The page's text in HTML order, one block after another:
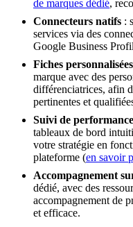
de marques dédié,
Connecteurs natifs :
services via des
Google Business
Fiches personnalisées
marque avec des
différenciatrices, afin
pertinentes et
Suivi de
tableaux de bord
votre stratégie en
plateforme (en savoir
Accompagnement
dédié, avec des
accompagnement de
et efficace.